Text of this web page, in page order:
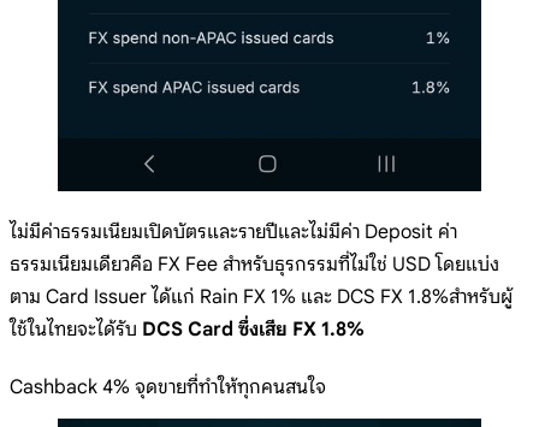
ไม่มีค่าธรรมเนียมเปิดบัตรและรายปีและไม่มีค่า Deposit ค่า
ธรรมเนียมเดียวคือ FX Fee สำหรับธุรกรรมที่ไม่ใช่ USD โดยแบ่ง
ตาม Card Issuer ได้แก่ Rain FX 1% และ DCS FX 1.8%สำหรับผู้
ใช้ในไทยจะได้รับ DCS Card ซึ่งเสีย FX 1.8%
Cashback 4% จุดขายที่ทำให้ทุกคนสนใจ